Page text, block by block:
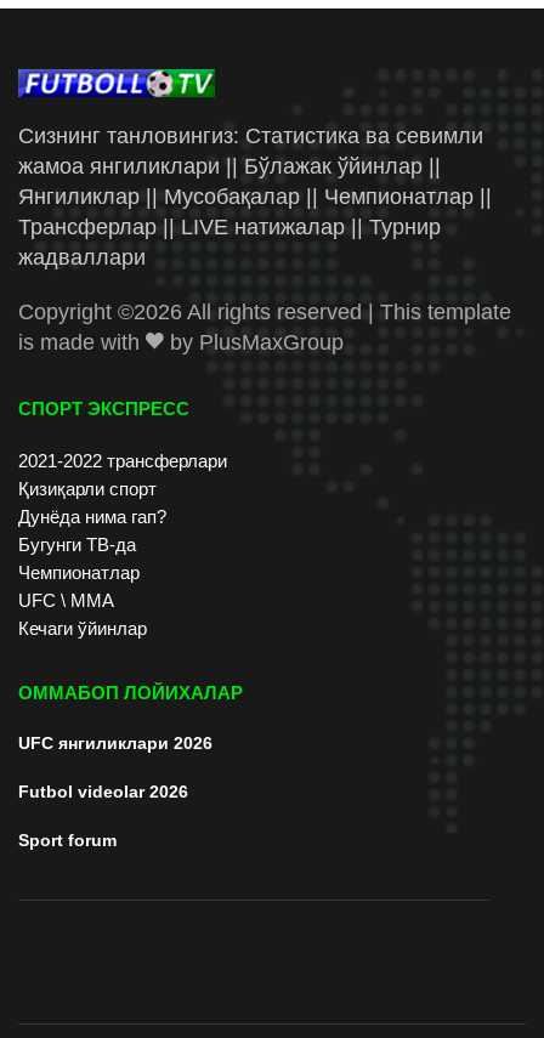
Сизнинг танловингиз: Статистика ва севимли
жамоа янгиликлари || Бўлажак ўйинлар ||
Янгиликлар || Мусобақалар || Чемпионатлар ||
Трансферлар || LIVE натижалар || Турнир
жадваллари
Copyright ©2026 All rights reserved | This template
is made with
by PlusMaxGroup
СПОРТ ЭКСПРЕСС
2021-2022 трансферлари
Қизиқарли спорт
Дунёда нима гап?
Бугунги ТВ-да
Чемпионатлар
UFC \ ММА
Кечаги ўйинлар
ОММАБОП ЛОЙИХАЛАР
UFC янгиликлари 2026
Futbol videolar 2026
Sport forum